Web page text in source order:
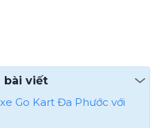
bài viết
Go Kart Đa Phước với